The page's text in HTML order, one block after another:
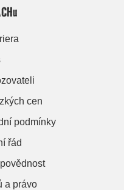
cen
podmínky
řád
a právo